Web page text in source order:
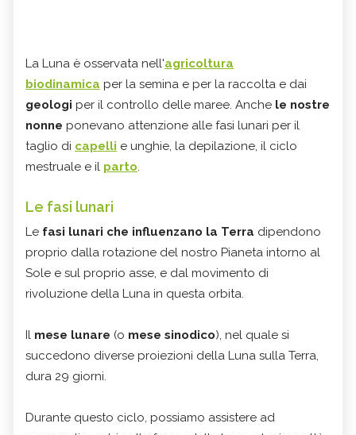
La Luna è osservata nell'agricoltura
biodinamica per la semina e per la raccolta e dai
geologi per il controllo delle maree. Anche le nostre
nonne ponevano attenzione alle fasi lunari per il
taglio di capelli e unghie, la depilazione, il ciclo
mestruale e il parto.
Le fasi lunari
Le fasi lunari che influenzano la Terra dipendono
proprio dalla rotazione del nostro Pianeta intorno al
Sole e sul proprio asse, e dal movimento di
rivoluzione della Luna in questa orbita.
Il mese lunare (o mese sinodico), nel quale si
succedono diverse proiezioni della Luna sulla Terra,
dura 29 giorni.
Durante questo ciclo, possiamo assistere ad